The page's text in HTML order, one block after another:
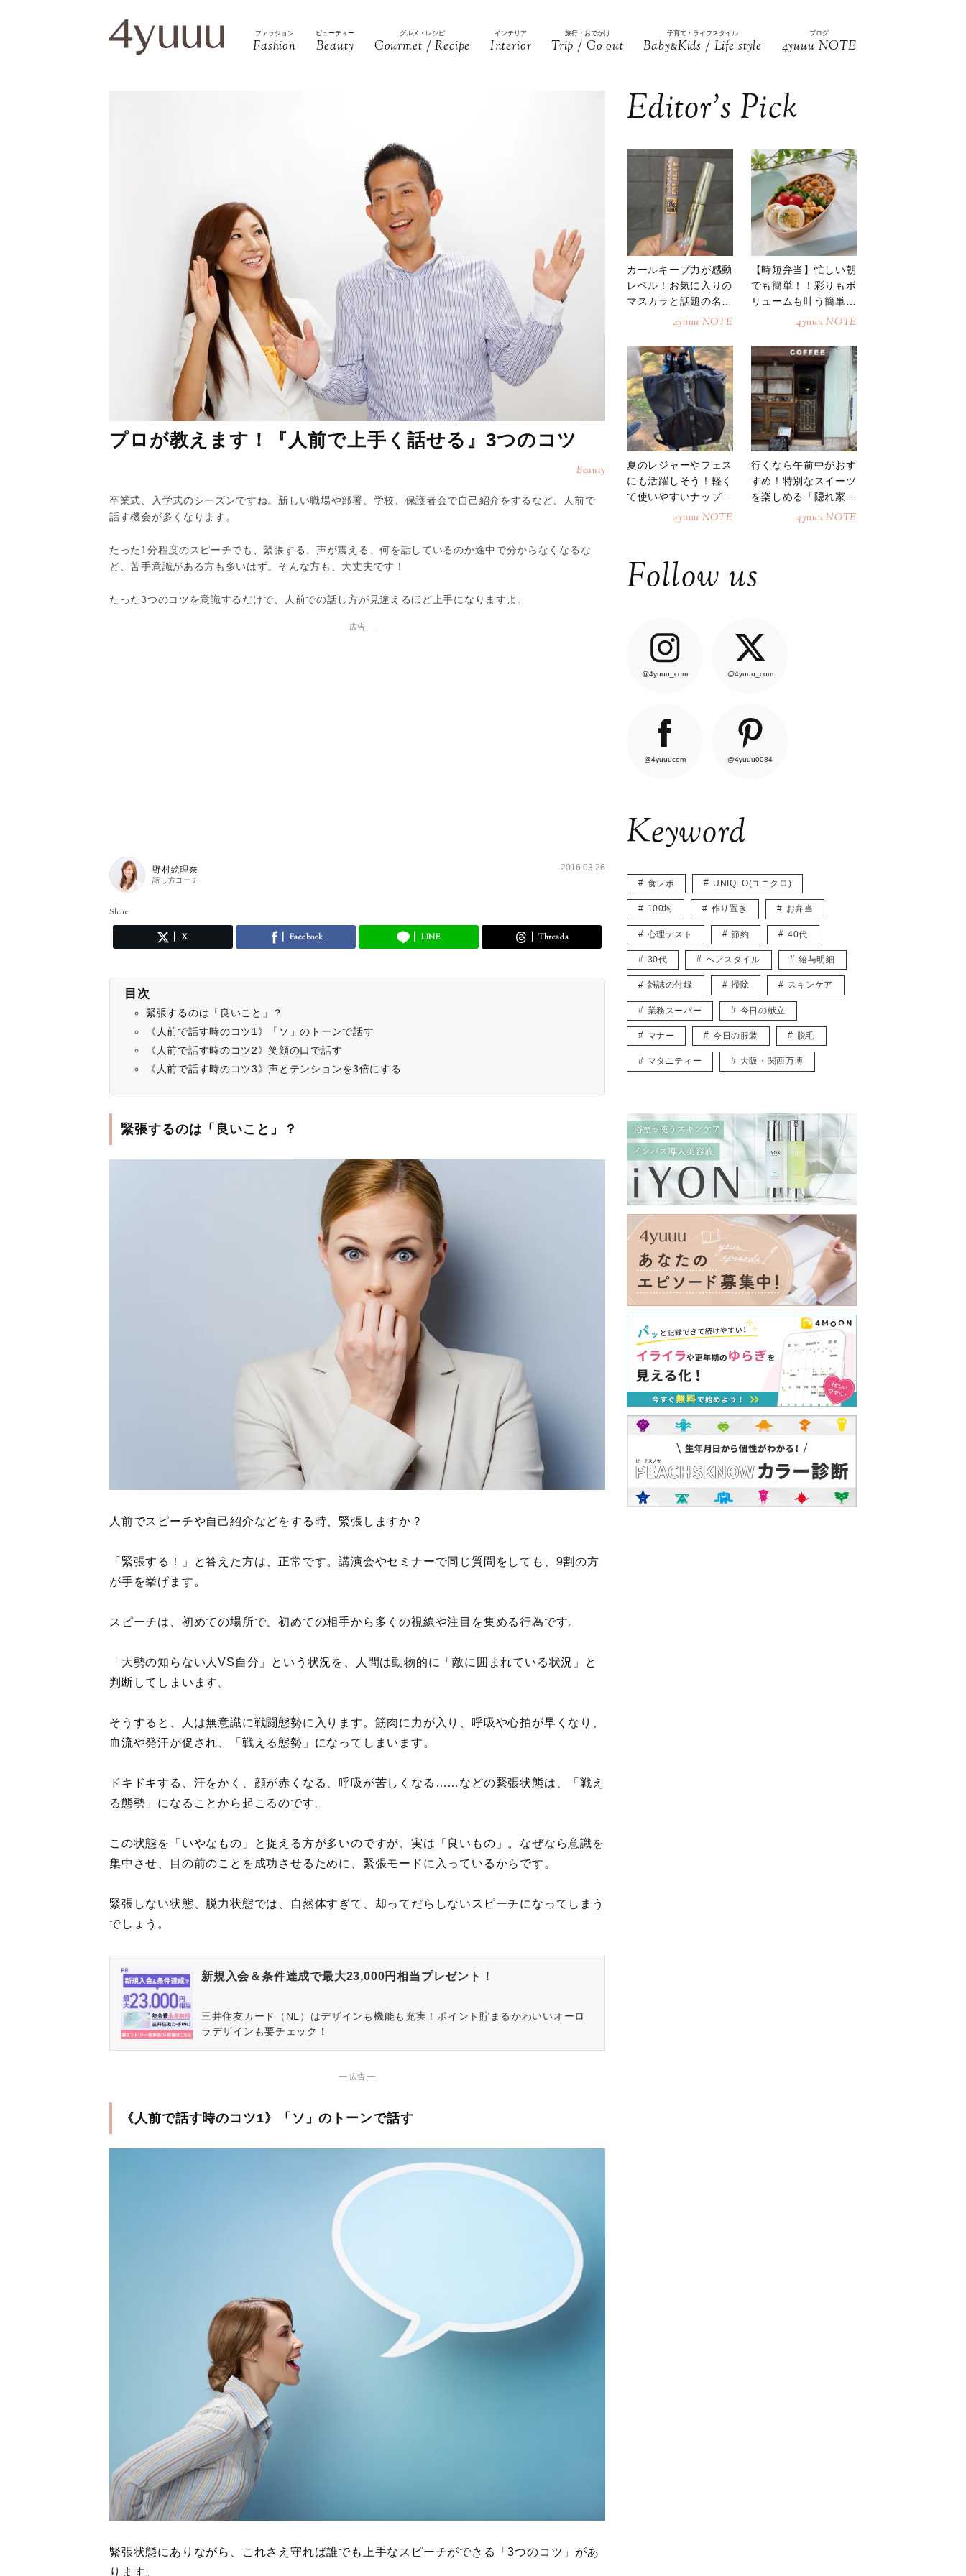
ファッション
Fashion
ビューティー
Beauty
グルメ・レシピ
Gourmet / Recipe
インテリア
Interior
旅行・おでかけ
Trip / Go out
子育て・ライフスタイル
Baby&Kids / Life style
ブログ
4yuuu NOTE
プロが教えます！『人前で上手く話せる』3つのコツ
Beauty
卒業式、入学式のシーズンですね。新しい職場や部署、学校、保護者会で自己紹介をするなど、人前で
話す機会が多くなります。
たった1分程度のスピーチでも、緊張する、声が震える、何を話しているのか途中で分からなくなるな
ど、苦手意識がある方も多いはず。そんな方も、大丈夫です！
たった3つのコツを意識するだけで、人前での話し方が見違えるほど上手になりますよ。
― 広告 ―
野村絵理奈
話し方コーチ
2016.03.26
Share
X Facebook LINE Threads
目次
緊張するのは「良いこと」？
《人前で話す時のコツ1》「ソ」のトーンで話す
《人前で話す時のコツ2》笑顔の口で話す
《人前で話す時のコツ3》声とテンションを3倍にする
緊張するのは「良いこと」？
人前でスピーチや自己紹介などをする時、緊張しますか？
「緊張する！」と答えた方は、正常です。講演会やセミナーで同じ質問をしても、9割の方
が手を挙げます。
スピーチは、初めての場所で、初めての相手から多くの視線や注目を集める行為です。
「大勢の知らない人VS自分」という状況を、人間は動物的に「敵に囲まれている状況」と
判断してしまいます。
そうすると、人は無意識に戦闘態勢に入ります。筋肉に力が入り、呼吸や心拍が早くなり、
血流や発汗が促され、「戦える態勢」になってしまいます。
ドキドキする、汗をかく、顔が赤くなる、呼吸が苦しくなる……などの緊張状態は、「戦え
る態勢」になることから起こるのです。
この状態を「いやなもの」と捉える方が多いのですが、実は「良いもの」。なぜなら意識を
集中させ、目の前のことを成功させるために、緊張モードに入っているからです。
緊張しない状態、脱力状態では、自然体すぎて、却ってだらしないスピーチになってしまう
でしょう。
新規入会＆条件達成で最大23,000円相当プレゼント！
三井住友カード（NL）はデザインも機能も充実！ポイント貯まるかわいいオーロ
ラデザインも要チェック！
― 広告 ―
《人前で話す時のコツ1》「ソ」のトーンで話す
緊張状態にありながら、これさえ守れば誰でも上手なスピーチができる「3つのコツ」があ
ります。
Editor’s Pick
カールキープ力が感動
レベル！お気に入りの
マスカラと話題の名品
4yuuu NOTE
【時短弁当】忙しい朝
でも簡単！！彩りもボ
リュームも叶う簡単そ
4yuuu NOTE
夏のレジャーやフェス
にも活躍しそう！軽く
て使いやすいナップサ
4yuuu NOTE
行くなら午前中がおす
すめ！特別なスイーツ
を楽しめる「隠れ家カ
4yuuu NOTE
Follow us
@4yuuu_com @4yuuu_com
@4yuuucom @4yuuu0084
Keyword
食レポ UNIQLO(ユニクロ)
100均 作り置き お弁当
心理テスト 節約 40代
30代 ヘアスタイル 給与明細
雑誌の付録 掃除 スキンケア
業務スーパー 今日の献立
マナー 今日の服装 脱毛
マタニティー 大阪・関西万博